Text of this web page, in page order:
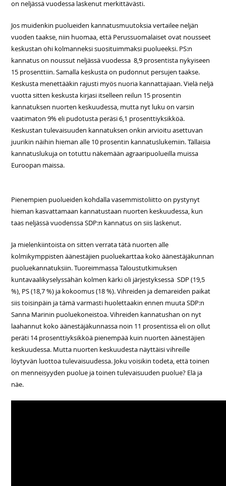
on neljässä vuodessa laskenut merkittävästi.
Jos muidenkin puolueiden kannatusmuutoksia vertailee neljän
vuoden taakse, niin huomaa, että Perussuomalaiset ovat nousseet
keskustan ohi kolmanneksi suosituimmaksi puolueeksi. PS:n
kannatus on noussut neljässä vuodessa 8,9 prosentista nykyiseen
15 prosenttiin. Samalla keskusta on pudonnut persujen taakse.
Keskusta menettääkin rajusti myös nuoria kannattajiaan. Vielä neljä
vuotta sitten keskusta kirjasi itselleen reilun 15 prosentin
kannatuksen nuorten keskuudessa, mutta nyt luku on varsin
vaatimaton 9% eli pudotusta peräsi 6,1 prosenttiyksikköä.
Keskustan tulevaisuuden kannatuksen onkin arvioitu asettuvan
juurikin näihin hieman alle 10 prosentin kannatuslukemiin. Tällaisia
kannatuslukuja on totuttu näkemään agraaripuolueilla muissa
Euroopan maissa.
Pienempien puolueiden kohdalla vasemmistoliitto on pystynyt
hieman kasvattamaan kannatustaan nuorten keskuudessa, kun
taas neljässä vuodenssa SDP:n kannatus on siis laskenut.
Ja mielenkiintoista on sitten verrata tätä nuorten alle
kolmikymppisten äänestäjien puoluekarttaa koko äänestäjäkunnan
puoluekannatuksiin. Tuoreimmassa Taloustutkimuksen
kuntavaalikyselyssähän kolmen kärki oli järjestyksessä SDP (19,5
%), PS (18,7 %) ja kokoomus (18 %). Vihreiden ja demareiden paikat
siis toisinpäin ja tämä varmasti huolettaakin ennen muuta SDP:n
Sanna Marinin puoluekoneistoa. Vihreiden kannatushan on nyt
laahannut koko äänestäjäkunnassa noin 11 prosentissa eli on ollut
peräti 14 prosenttiyksikköä pienempää kuin nuorten äänestäjien
keskuudessa. Mutta nuorten keskuudesta näyttäisi vihreille
löytyvän luottoa tulevaisuudessa. Joku voisikin todeta, että toinen
on menneisyyden puolue ja toinen tulevaisuuden puolue? Elä ja
näe.